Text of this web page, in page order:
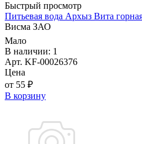
Быстрый просмотр
Питьевая вода Архыз Вита
Висма ЗАО
Мало
В наличии: 1
Арт. KF-00026376
Цена
от 55 ₽
В корзину